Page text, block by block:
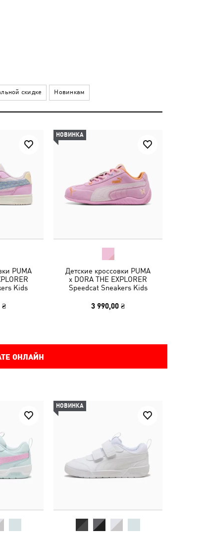
скидке Новинкам
PUMA
Kids
₴
НОВИНКА
Детские кроссовки PUMA
x DORA THE EXPLORER
Speedcat Sneakers Kids
3 990,00 ₴
ОНЛАЙН
НОВИНКА